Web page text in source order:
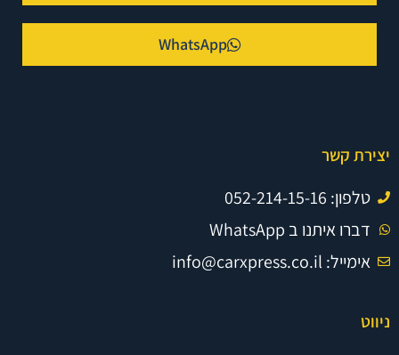
WhatsApp
יצירת קשר
טלפון: 052-214-15-16
דברו איתנו ב WhatsApp
אימייל: info@carxpress.co.il
ניווט